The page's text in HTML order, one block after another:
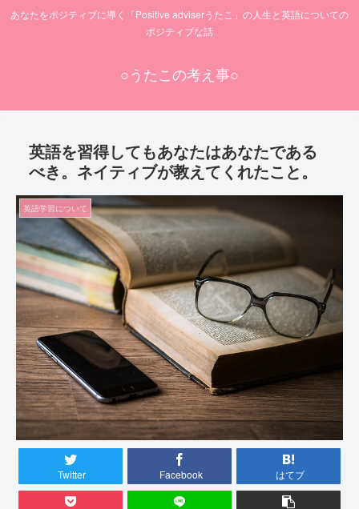
あなたをポジティブに導く「Positive adviserうたこ」の人生と英語についての
ポジティブな話
○うたこの考え事○
英語を習得してもあなたはあなたである
べき。ネイティブが教えてくれたこと。
英語学習について
Twitter Facebook はてブ